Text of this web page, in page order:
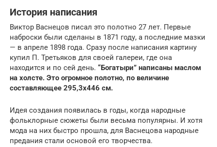
История написания
Виктор Васнецов писал это полотно 27 лет. Первые
наброски были сделаны в 1871 году, а последние мазки
— в апреле 1898 года. Сразу после написания картину
купил П. Третьяков для своей галереи, где она
находится и по сей день. “Богатыри” написаны маслом
на холсте. Это огромное полотно, по величине
составляющее 295,3х446 см.
Идея создания появилась в годы, когда народные
фольклорные сюжеты были весьма популярны. И хотя
мода на них быстро прошла, для Васнецова народные
предания стали основой его творчества.